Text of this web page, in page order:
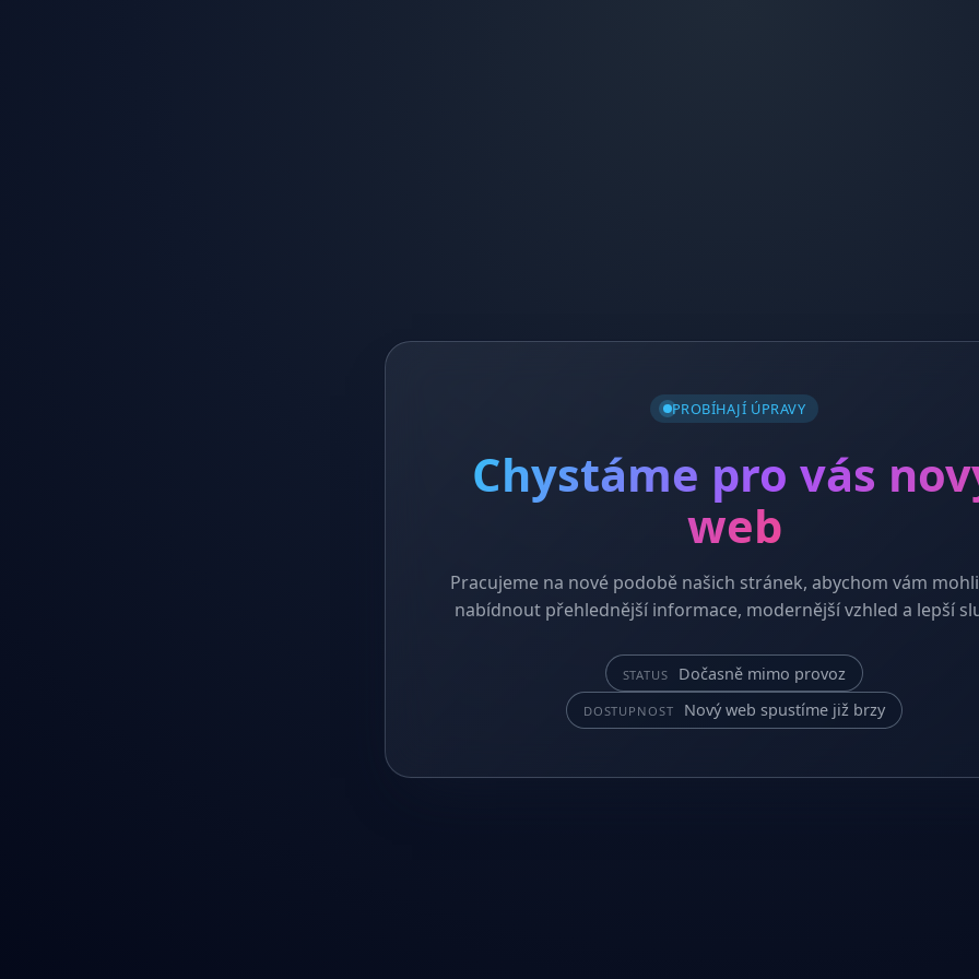
PROBÍHAJÍ ÚPRAVY
Chystáme pro vás
web
Pracujeme na nové podobě našich stránek, abychom vám
nabídnout přehlednější informace, modernější vzhled a lepší
STATUS Dočasně mimo provoz
DOSTUPNOST Nový web spustíme již brzy